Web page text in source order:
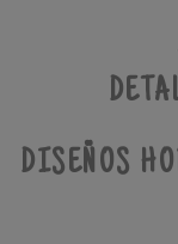
DISEÑOS